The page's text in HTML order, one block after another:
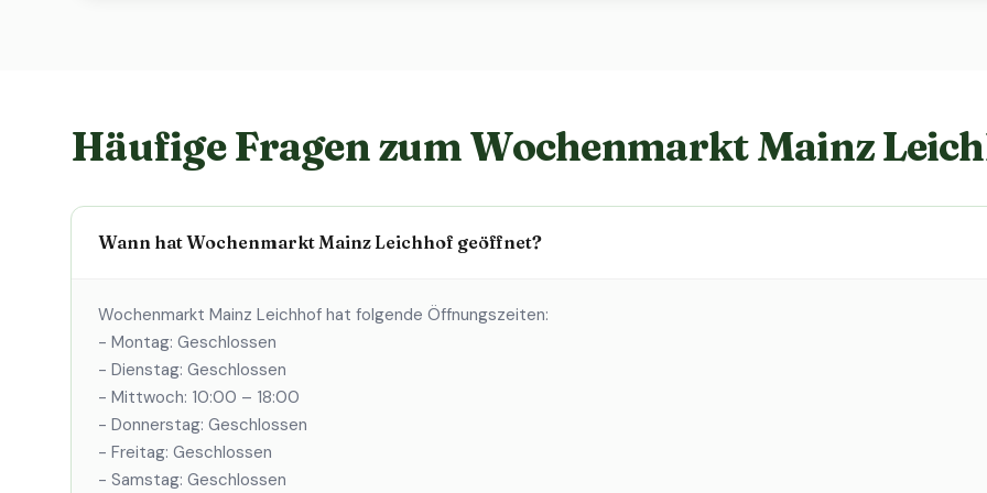
Häufige Fragen zum Wochenmarkt Mainz
Wann hat Wochenmarkt Mainz Leichhof geöffnet?
Wochenmarkt Mainz Leichhof hat folgende Öffnungszeiten:
- Montag: Geschlossen
- Dienstag: Geschlossen
- Mittwoch: 10:00 – 18:00
- Donnerstag: Geschlossen
- Freitag: Geschlossen
- Samstag: Geschlossen